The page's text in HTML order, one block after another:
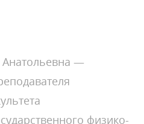
—
физико-